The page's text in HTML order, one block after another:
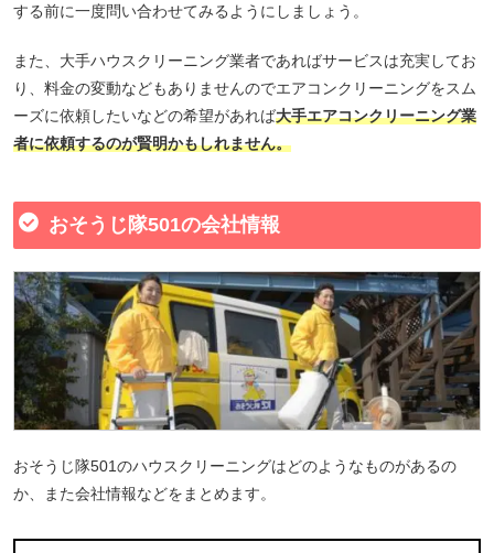
する前に一度問い合わせてみるようにしましょう。
また、大手ハウスクリーニング業者であればサービスは充実してお
り、料金の変動などもありませんのでエアコンクリーニングをスム
ーズに依頼したいなどの希望があれば大手エアコンクリーニング業
者に依頼するのが賢明かもしれません。
おそうじ隊501の会社情報
おそうじ隊501のハウスクリーニングはどのようなものがあるの
か、また会社情報などをまとめます。